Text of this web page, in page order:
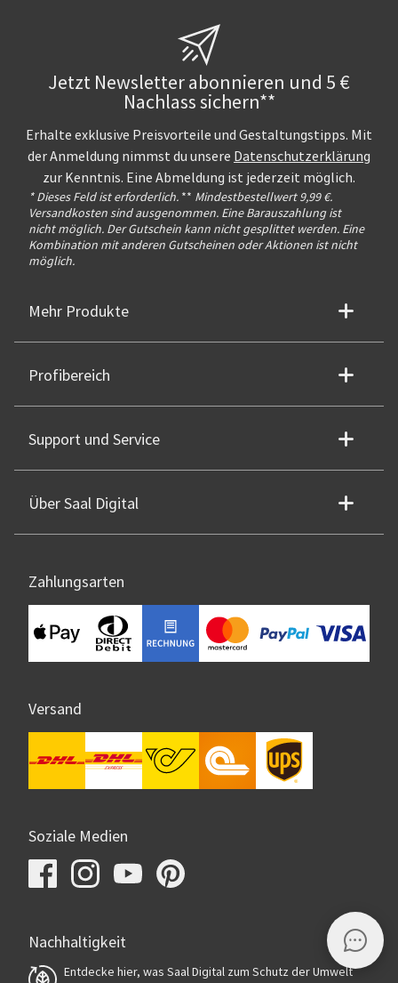
Jetzt Newsletter abonnieren und 5 €
Nachlass sichern**
Erhalte exklusive Preisvorteile und Gestaltungstipps. Mit
der Anmeldung nimmst du unsere Datenschutzerklärung
zur Kenntnis. Eine Abmeldung ist jederzeit möglich.
* Dieses Feld ist erforderlich. ** Mindestbestellwert 9,99 €.
Versandkosten sind ausgenommen. Eine Barauszahlung ist
nicht möglich. Der Gutschein kann nicht gesplittet werden. Eine
Kombination mit anderen Gutscheinen oder Aktionen ist nicht
möglich.
Mehr Produkte
Profibereich
Support und Service
Über Saal Digital
Zahlungsarten
Versand
Soziale Medien
Nachhaltigkeit
Entdecke hier, was Saal Digital zum Schutz der Umwelt